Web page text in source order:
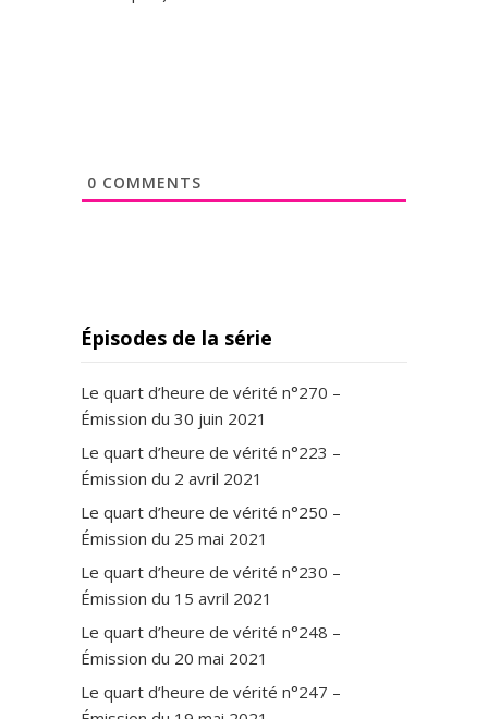
0 COMMENTS
Épisodes de la série
Le quart d’heure de vérité n°270 –
Émission du 30 juin 2021
Le quart d’heure de vérité n°223 –
Émission du 2 avril 2021
Le quart d’heure de vérité n°250 –
Émission du 25 mai 2021
Le quart d’heure de vérité n°230 –
Émission du 15 avril 2021
Le quart d’heure de vérité n°248 –
Émission du 20 mai 2021
Le quart d’heure de vérité n°247 –